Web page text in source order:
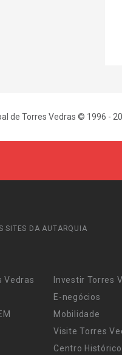
de Torres Vedras © 1996 -
SITES DA AUTARQUIA
Vedras
Investir Torres
E-negócios
Mobilidade
Visite Torres
Centro